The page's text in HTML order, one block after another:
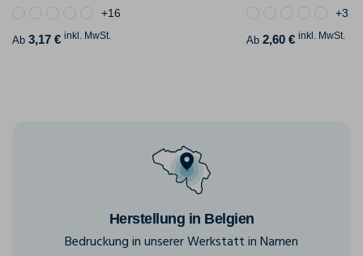
+16
Ab 3,17 € inkl. MwSt.
+3
Ab 2,60 € inkl. MwSt.
Herstellung in Belgien
Bedruckung in unserer Werkstatt in Namen